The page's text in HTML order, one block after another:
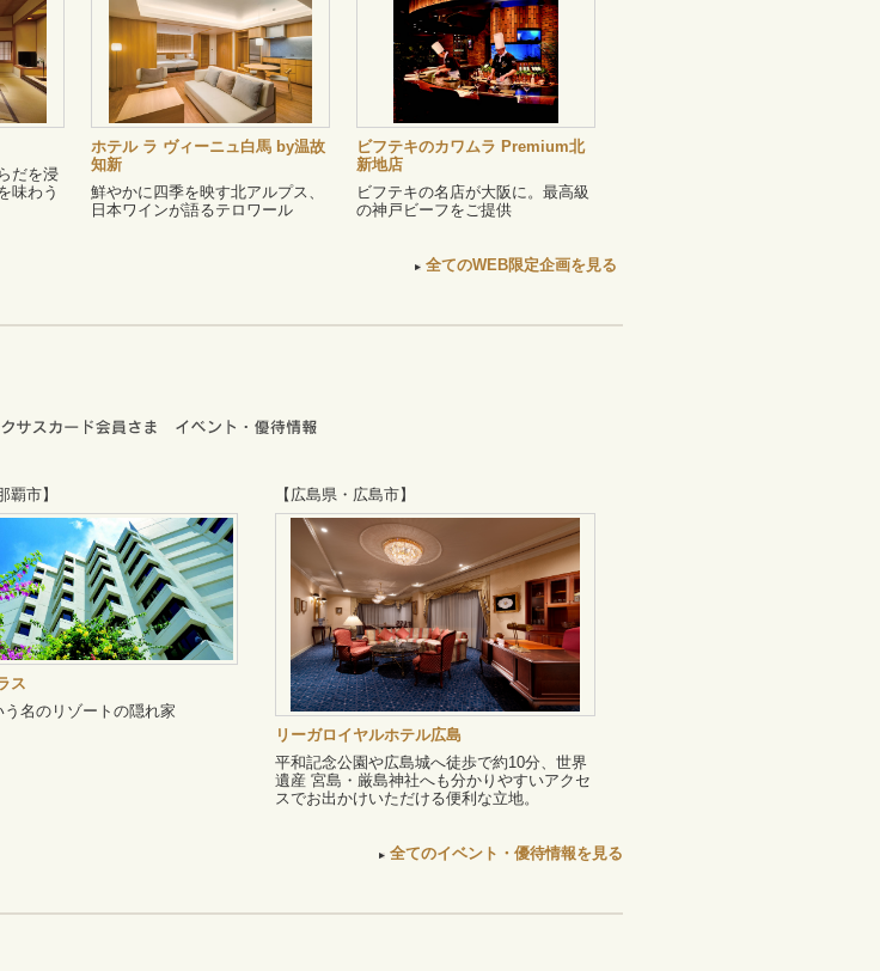
だを浸
味わう
ホテル ラ ヴィーニュ白馬 by温故
知新
鮮やかに四季を映す北アルプス、
日本ワインが語るテロワール
ビフテキのカワムラ Premium北
新地店
ビフテキの名店が大阪に。最高級
の神戸ビーフをご提供
全てのWEB限定企画を見る
覇市】
ス
う名のリゾートの隠れ家
【広島県・広島市】
リーガロイヤルホテル広島
平和記念公園や広島城へ徒歩で約10分、世界
遺産 宮島・厳島神社へも分かりやすいアクセ
スでお出かけいただける便利な立地。
全てのイベント・優待情報を見る